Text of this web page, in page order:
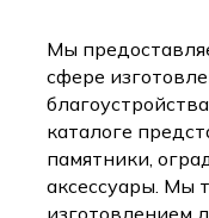
Мы
сфере
каталоге
памятники,
аксессуары. Мы